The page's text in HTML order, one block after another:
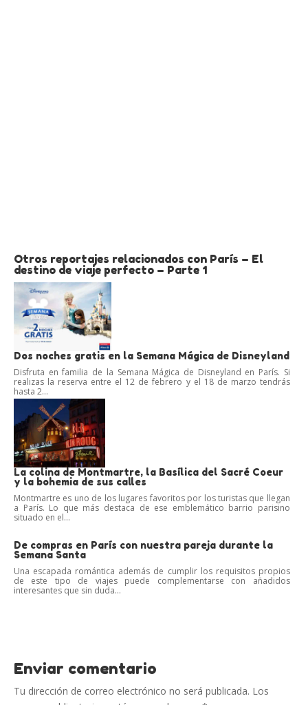
Otros reportajes relacionados con París – El
destino de viaje perfecto – Parte 1
Dos noches gratis en la Semana Mágica de Disneyland
Disfruta en familia de la Semana Mágica de Disneyland en París. Si
realizas la reserva entre el 12 de febrero y el 18 de marzo tendrás
hasta 2...
La colina de Montmartre, la Basílica del Sacré Coeur
y la bohemia de sus calles
Montmartre es uno de los lugares favoritos por los turistas que llegan
a París. Lo que más destaca de ese emblemático barrio parisino
situado en el...
De compras en París con nuestra pareja durante la
Semana Santa
Una escapada romántica además de cumplir los requisitos propios
de este tipo de viajes puede complementarse con añadidos
interesantes que sin duda...
Enviar comentario
Tu dirección de correo electrónico no será publicada. Los